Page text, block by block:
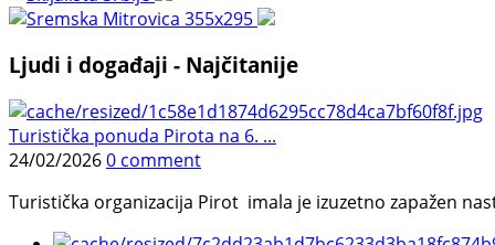
Ljudi i događaji - Najčitanije
Turistička ponuda Pirota na 6. ...
24/02/20260 comment
Turistička organizacija Pirot imala je izuzetno zapažen